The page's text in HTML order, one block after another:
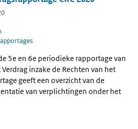
5e en 6e periodieke rapportage van
inzake de Rechten van het
geeft een overzicht van de
van verplichtingen onder het